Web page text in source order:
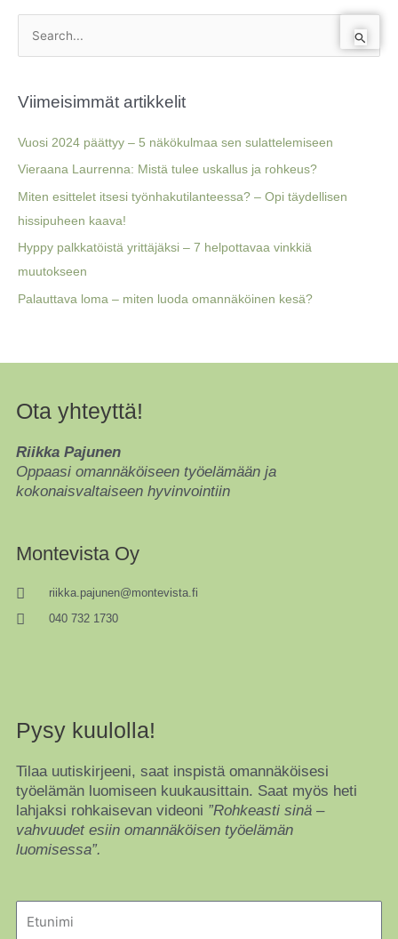
c
:
Viimeisimmät artikkelit
Vuosi 2024 päättyy – 5 näkökulmaa sen sulattelemiseen
Vieraana Laurrenna: Mistä tulee uskallus ja rohkeus?
Miten esittelet itsesi työnhakutilanteessa? – Opi täydellisen
hissipuheen kaava!
Hyppy palkkatöistä yrittäjäksi – 7 helpottavaa vinkkiä
muutokseen
Palauttava loma – miten luoda omannäköinen kesä?
Ota yhteyttä!
Riikka Pajunen
Oppaasi omannäköiseen työelämään ja
kokonaisvaltaiseen hyvinvointiin
Montevista Oy
riikka.pajunen@montevista.fi
040 732 1730
Pysy kuulolla!
Tilaa uutiskirjeeni, saat inspistä omannäköisesi
työelämän luomiseen kuukausittain. Saat myös heti
lahjaksi rohkaisevan videoni ”Rohkeasti sinä –
vahvuudet esiin omannäköisen työelämän
luomisessa”.